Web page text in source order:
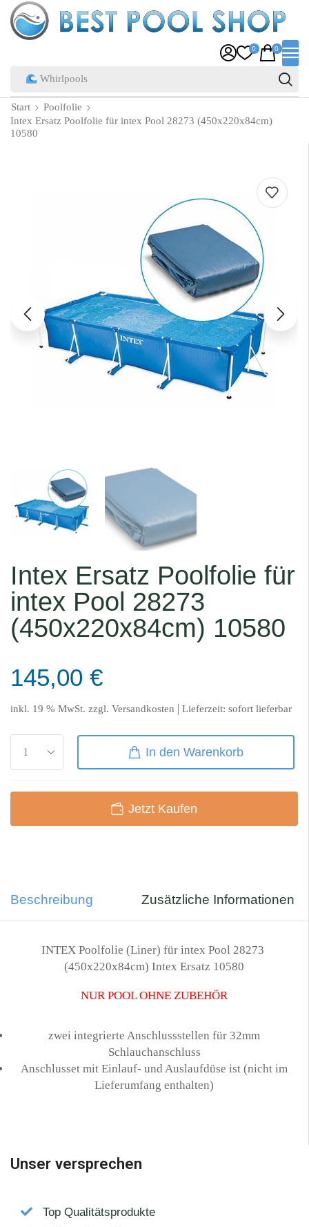
Pool Zubehör
0 0
Start
Poolfolie
Intex Ersatz Poolfolie für intex Pool 28273 (450x220x84cm)
10580
Intex Ersatz Poolfolie für
intex Pool 28273
(450x220x84cm) 10580
145,00 €
inkl. 19 % MwSt. zzgl. Versandkosten | Lieferzeit: sofort lieferbar
In den Warenkorb
Jetzt Kaufen
Beschreibung Zusätzliche Informationen
INTEX Poolfolie (Liner) für intex Pool 28273
(450x220x84cm) Intex Ersatz 10580
NUR POOL OHNE ZUBEHÖR
zwei integrierte Anschlussstellen für 32mm
Schlauchanschluss
Anschlusset mit Einlauf- und Auslaufdüse ist (nicht im
Lieferumfang enthalten)
Unser versprechen
Top Qualitätsprodukte